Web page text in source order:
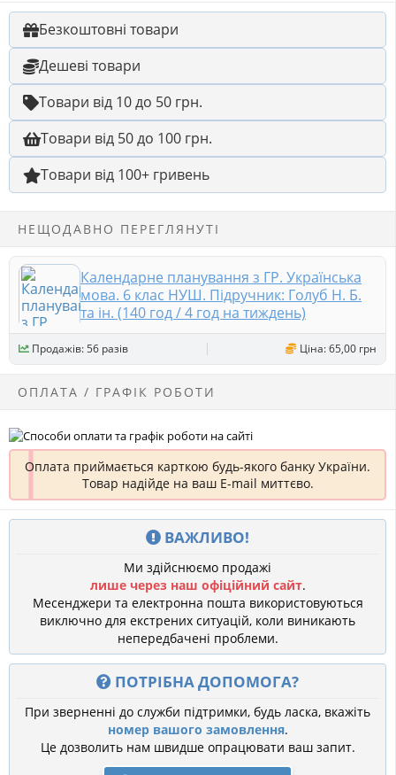
Безкоштовні товари
Дешеві товари
Товари від 10 до 50 грн.
Товари від 50 до 100 грн.
Товари від 100+ гривень
НЕЩОДАВНО ПЕРЕГЛЯНУТІ
Календарне планування з ГР. Українська
мова. 6 клас НУШ. Підручник: Голуб Н. Б.
та ін. (140 год / 4 год на тиждень)
Продажів: 56 разів Ціна: 65,00 грн
ОПЛАТА / ГРАФІК РОБОТИ
Оплата приймається карткою будь-якого банку України.
Товар надійде на ваш E-mail миттєво.
ВАЖЛИВО!
Ми здійснюємо продажі
лише через наш офіційний сайт.
Месенджери та електронна пошта використовуються
виключно для екстрених ситуацій, коли виникають
непередбачені проблеми.
ПОТРІБНА ДОПОМОГА?
При зверненні до служби підтримки, будь ласка, вкажіть
номер вашого замовлення.
Це дозволить нам швидше опрацювати ваш запит.